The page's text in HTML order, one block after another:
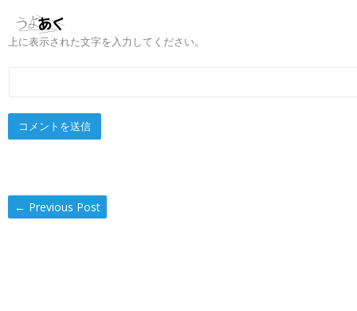
上に表示された文字を入力してください。
← Previous Post